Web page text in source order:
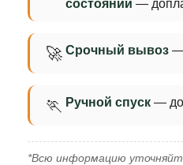
состоянии —
🚀 Срочный вывоз —
🏃 Ручной спуск —
*Всю информацию